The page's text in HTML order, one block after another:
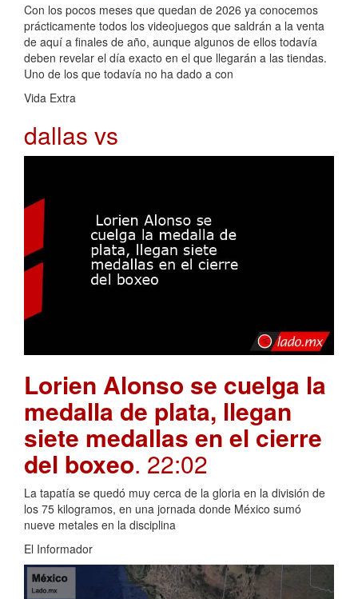
Con los pocos meses que quedan de 2026 ya conocemos
prácticamente todos los videojuegos que saldrán a la venta
de aquí a finales de año, aunque algunos de ellos todavía
deben revelar el día exacto en el que llegarán a las tiendas.
Uno de los que todavía no ha dado a con
Vida Extra
dallas vs
Lorien Alonso se cuelga la
medalla de plata, llegan
siete medallas en el cierre
del boxeo. 22:02
La tapatía se quedó muy cerca de la gloria en la división de
los 75 kilogramos, en una jornada donde México sumó
nueve metales en la disciplina
El Informador